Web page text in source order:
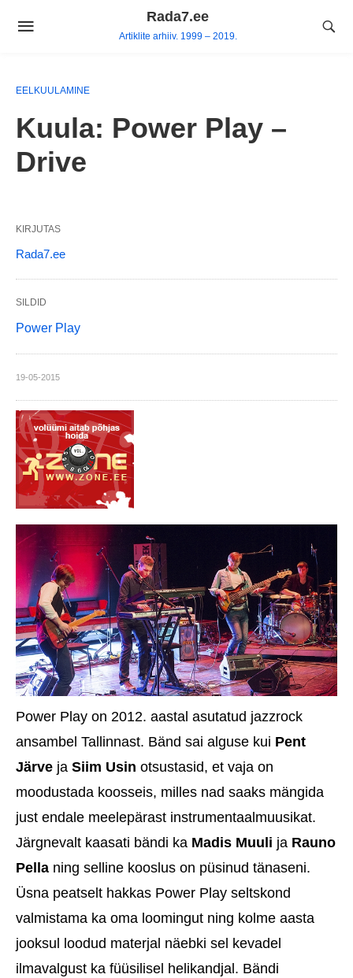
Rada7.ee
Artiklite arhiiv. 1999 – 2019.
EELKUULAMINE
Kuula: Power Play –
Drive
KIRJUTAS
Rada7.ee
SILDID
Power Play
19-05-2015
Power Play on 2012. aastal asutatud jazzrock
ansambel Tallinnast. Bänd sai alguse kui Pent
Järve ja Siim Usin otsustasid, et vaja on
moodustada koosseis, milles nad saaks mängida
just endale meelepärast instrumentaalmuusikat.
Järgnevalt kaasati bändi ka Madis Muuli ja Rauno
Pella ning selline kooslus on püsinud tänaseni.
Üsna peatselt hakkas Power Play seltskond
valmistama ka oma loomingut ning kolme aasta
jooksul loodud materjal näebki sel kevadel
ilmavalgust ka füüsilisel helikandjal. Bändi